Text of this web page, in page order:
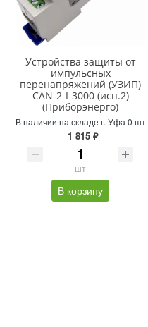
Устройства защиты от
импульсных
перенапряжений (УЗИП)
CAN-2-I-3000 (исп.2)
(Приборэнерго)
В наличии на складе г. Уфа 0 шт
1 815 ₽
шт
В корзину